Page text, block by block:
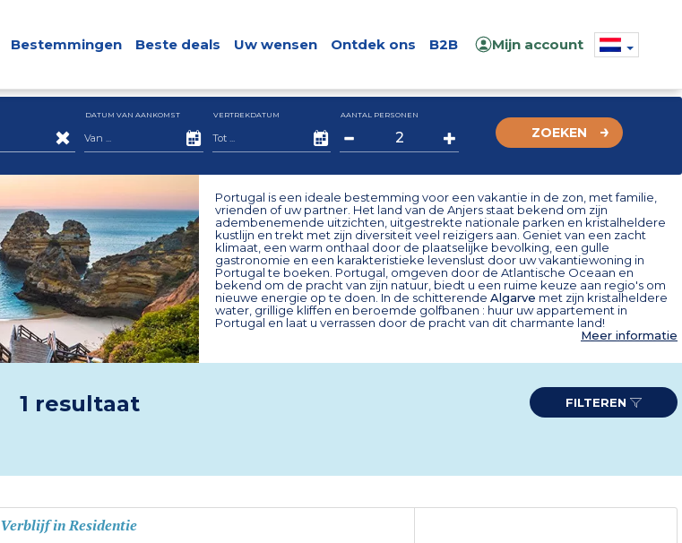
Bestemmingen Beste deals Uw wensen Ontdek ons B2B Mijn account
DATUM VAN AANKOMST VERTREKDATUM AANTAL PERSONEN
ZOEKEN
Portugal is een ideale bestemming voor een vakantie in de zon, met familie,
vrienden of uw partner. Het land van de Anjers staat bekend om zijn
adembenemende uitzichten, uitgestrekte nationale parken en kristalheldere
kustlijn en trekt met zijn diversiteit veel reizigers aan. Geniet van een zacht
klimaat, een warm onthaal door de plaatselijke bevolking, een gulle
gastronomie en een karakteristieke levenslust door uw vakantiewoning in
Portugal te boeken. Portugal, omgeven door de Atlantische Oceaan en
bekend om de pracht van zijn natuur, biedt u een ruime keuze aan regio's om
nieuwe energie op te doen. In de schitterende Algarve met zijn kristalheldere
water, grillige kliffen en beroemde golfbanen : huur uw appartement in
Portugal en laat u verrassen door de pracht van dit charmante land!
Meer informatie
1 resultaat FILTEREN
Verblijf in Residentie